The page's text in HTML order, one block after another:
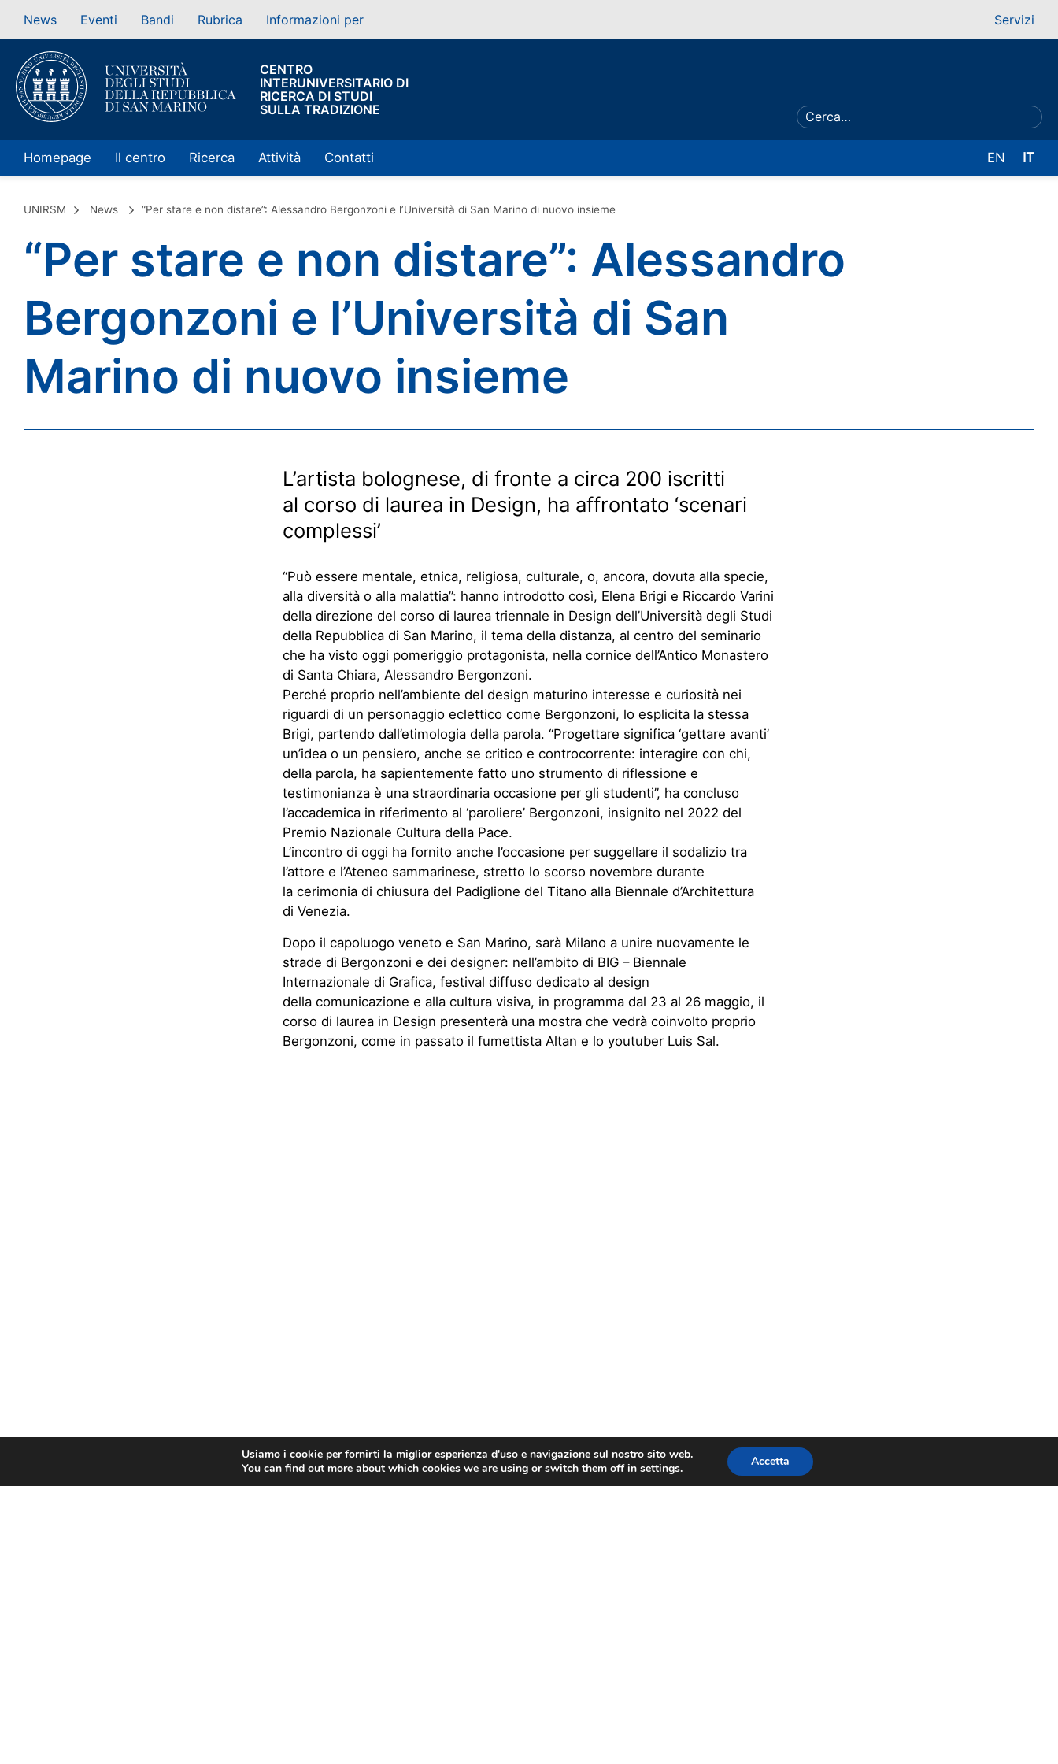
News Eventi Bandi Rubrica Informazioni per Servizi
CENTRO
INTERUNIVERSITARIO DI
RICERCA DI STUDI
SULLA TRADIZIONE
Homepage Il centro Ricerca Attività Contatti EN IT
UNIRSM News “Per stare e non distare”: Alessandro Bergonzoni e l’Università di San Marino di nuovo insieme
“Per stare e non distare”: Alessandro
Bergonzoni e l’Università di San
Marino di nuovo insieme
L’artista bolognese, di fronte a circa 200 iscritti
al corso di laurea in Design, ha affrontato ‘scenari
complessi’
“Può essere mentale, etnica, religiosa, culturale, o, ancora, dovuta alla specie,
alla diversità o alla malattia”: hanno introdotto così, Elena Brigi e Riccardo Varini
della direzione del corso di laurea triennale in Design dell’Università degli Studi
della Repubblica di San Marino, il tema della distanza, al centro del seminario
che ha visto oggi pomeriggio protagonista, nella cornice dell’Antico Monastero
di Santa Chiara, Alessandro Bergonzoni.
Perché proprio nell’ambiente del design maturino interesse e curiosità nei
riguardi di un personaggio eclettico come Bergonzoni, lo esplicita la stessa
Brigi, partendo dall’etimologia della parola. “Progettare significa ‘gettare avanti’
un’idea o un pensiero, anche se critico e controcorrente: interagire con chi,
della parola, ha sapientemente fatto uno strumento di riflessione e
testimonianza è una straordinaria occasione per gli studenti”, ha concluso
l’accademica in riferimento al ‘paroliere’ Bergonzoni, insignito nel 2022 del
Premio Nazionale Cultura della Pace.
L’incontro di oggi ha fornito anche l’occasione per suggellare il sodalizio tra
l’attore e l’Ateneo sammarinese, stretto lo scorso novembre durante
la cerimonia di chiusura del Padiglione del Titano alla Biennale d’Architettura
di Venezia.
Dopo il capoluogo venetoe San Marino, sarà Milano a unire nuovamente le
strade di Bergonzoni e dei designer: nell’ambito di BIG – Biennale
Internazionale di Grafica, festival diffuso dedicato al design
della comunicazione e alla cultura visiva, in programma dal 23 al 26 maggio, il
corso di laurea in Design presenterà una mostra che vedràcoinvolto proprio
Bergonzoni, come in passato il fumettista Altan e lo youtuberLuis Sal.
Usiamo i cookie per fornirti la miglior esperienza d'uso e navigazione sul nostro sito web.
You can find out more about which cookies we are using or switch them off in settings. Accetta